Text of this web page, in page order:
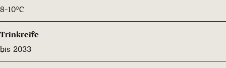
8-10°C
Trinkreife
bis 2033